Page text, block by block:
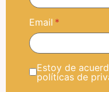
Email
Estoy de
políticas de